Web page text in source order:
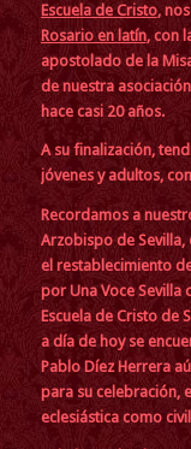
Escuela de Cristo,
Rosario en latín, con
apostolado de la
de nuestra
hace casi 20 años.
A su finalización,
jóvenes y adultos,
Recordamos a
Arzobispo de
el restablecimiento
por Una Voce
Escuela de Cristo de
a día de hoy se
Pablo Díez Herrera
para su celebración,
eclesiástica como